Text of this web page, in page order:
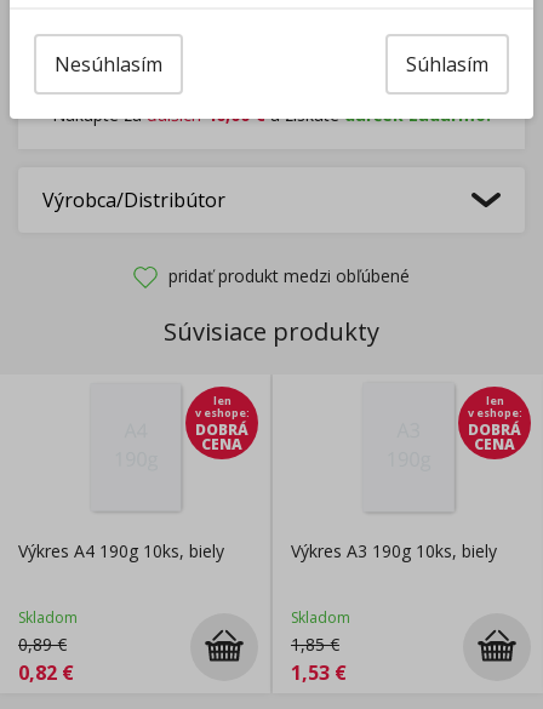
Rozdávame darčeky
na podporu vzdelávania.
Nakúpte za ďalších 40,00€ a získate darček zadarmo.
Výrobca/Distribútor
pridať produkt medzi obľúbené
Súvisiace produkty
len
v eshope:
DOBRÁ
CENA
Výkres A4 190g 10ks, biely
Skladom
0,89€
0,82 €
len
v eshope:
DOBRÁ
CENA
Výkres A3 190g 10ks, biely
Skladom
1,85€
1,53 €
Súhlasím
Nesúhlasím